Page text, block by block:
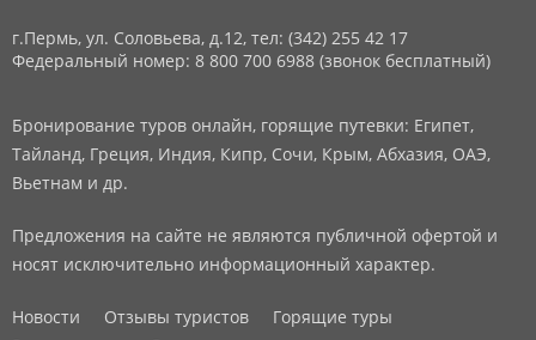
г.Пермь, ул. Соловьева, д.12, тел: (342) 255 42 17
Федеральный номер: 8 800 700 6988 (звонок бесплатный)
Бронирование туров онлайн, горящие путевки: Египет,
Тайланд, Греция, Индия, Кипр, Сочи, Крым, Абхазия, ОАЭ,
Вьетнам и др.
Предложения на сайте не являются публичной офертой и
носят исключительно информационный характер.
Новости Отзывы туристов
Горящие туры